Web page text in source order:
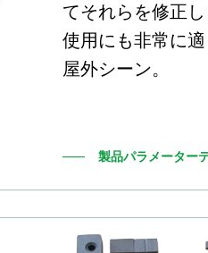
てそれらを修正
使用にも非常に
屋外シーン。
製品パラメーター